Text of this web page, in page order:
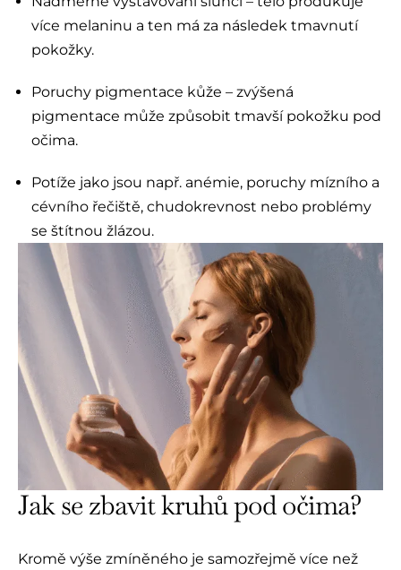
více melaninu a ten má za následek tmavnutí
pokožky.
Poruchy pigmentace kůže – zvýšená
pigmentace může způsobit tmavší pokožku pod
očima.
Potíže jako jsou např. anémie, poruchy mízního a
cévního řečiště, chudokrevnost nebo problémy
se štítnou žlázou.
Jak se zbavit kruhů pod očima?
Kromě výše zmíněného je samozřejmě více než